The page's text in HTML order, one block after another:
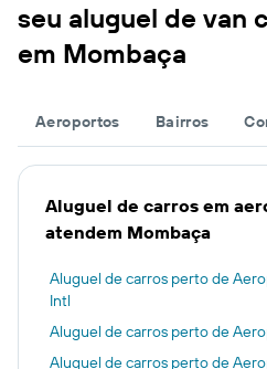
seu aluguel de van
em Mombaça
Aeroportos Bairros
Aluguel de carros em
atendem Mombaça
Aluguel de carros perto de
Intl
Aluguel de carros perto de
Aluguel de carros perto de